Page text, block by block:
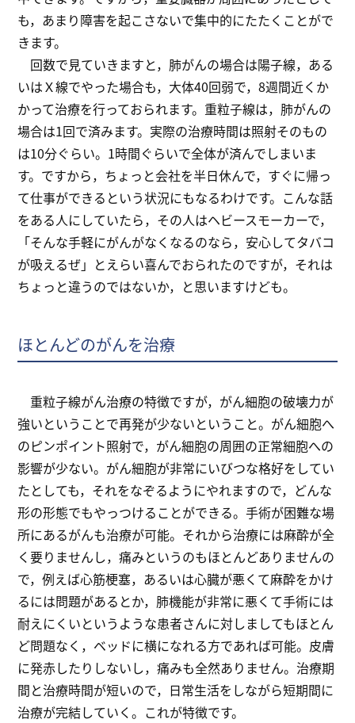
も，あまり障害を起こさないで集中的にたたくことがで
きます。
回数で見ていきますと，肺がんの場合は陽子線，ある
いはＸ線でやった場合も，大体40回弱で，8週間近くか
かって治療を行っておられます。重粒子線は，肺がんの
場合は1回で済みます。実際の治療時間は照射そのもの
は10分ぐらい。1時間ぐらいで全体が済んでしまいま
す。ですから，ちょっと会社を半日休んで，すぐに帰っ
て仕事ができるという状況にもなるわけです。こんな話
をある人にしていたら，その人はヘビースモーカーで，
「そんな手軽にがんがなくなるのなら，安心してタバコ
が吸えるぜ」とえらい喜んでおられたのですが，それは
ちょっと違うのではないか，と思いますけども。
ほとんどのがんを治療
重粒子線がん治療の特徴ですが，がん細胞の破壊力が
強いということで再発が少ないということ。がん細胞へ
のピンポイント照射で，がん細胞の周囲の正常細胞への
影響が少ない。がん細胞が非常にいびつな格好をしてい
たとしても，それをなぞるようにやれますので，どんな
形の形態でもやっつけることができる。手術が困難な場
所にあるがんも治療が可能。それから治療には麻酔が全
く要りませんし，痛みというのもほとんどありませんの
で，例えば心筋梗塞，あるいは心臓が悪くて麻酔をかけ
るには問題があるとか，肺機能が非常に悪くて手術には
耐えにくいというような患者さんに対しましてもほとん
ど問題なく，ベッドに横になれる方であれば可能。皮膚
に発赤したりしないし，痛みも全然ありません。治療期
間と治療時間が短いので，日常生活をしながら短期間に
治療が完結していく。これが特徴です。